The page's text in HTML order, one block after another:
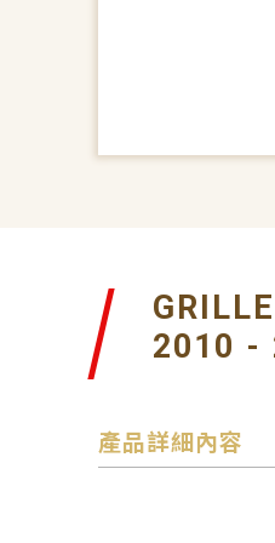
2010 -
產品詳細內容